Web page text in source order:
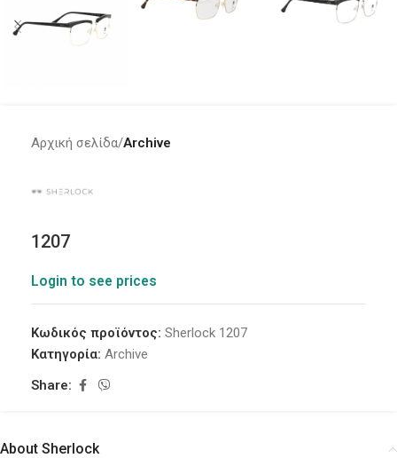
Αρχική σελίδα Archive
1207
Login to see prices
Κωδικός προϊόντος: Sherlock 1207
Κατηγορία: Archive
Share:
About Sherlock